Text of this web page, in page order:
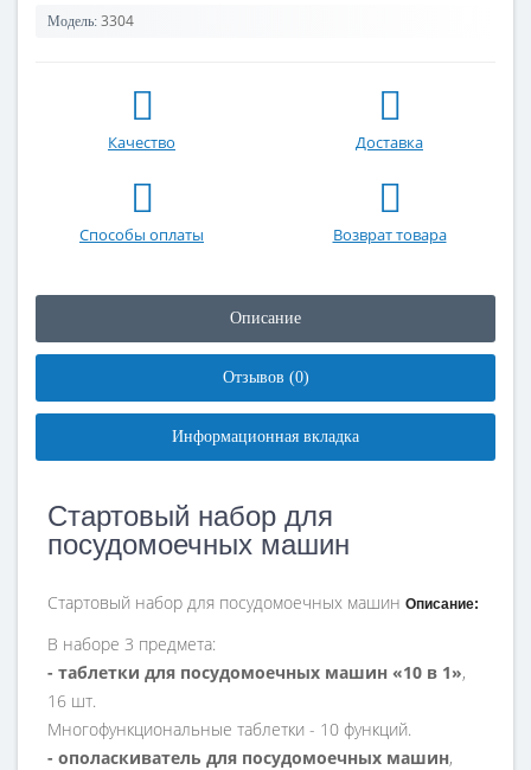
Модель: 3304
Качество Доставка
Способы оплаты Возврат товара
Описание
Отзывов (0)
Информационная вкладка
Стартовый набор для
посудомоечных машин
Стартовый набор для посудомоечных машин Описание:
В наборе 3 предмета:
- таблетки для посудомоечных машин «10 в 1»,
16 шт.
Многофункциональные таблетки - 10 функций.
- ополаскиватель для посудомоечных машин,